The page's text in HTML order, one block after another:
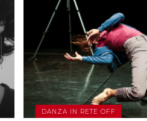
DANZA IN RETE OFF
SCOPRI